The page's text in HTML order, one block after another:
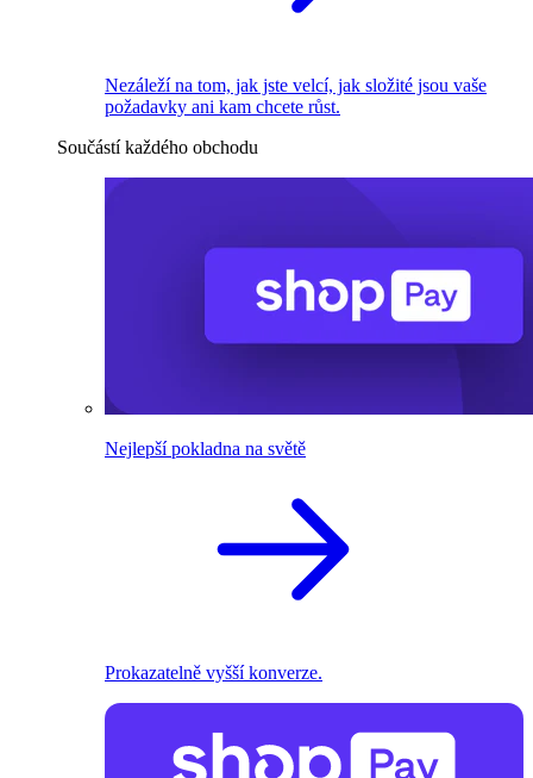
Nezáleží na tom, jak jste velcí, jak složité jsou vaše
požadavky ani kam chcete růst.
Součástí každého obchodu
Nejlepší pokladna na světě
Prokazatelně vyšší konverze.